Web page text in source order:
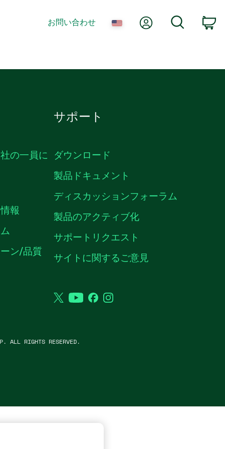
お問い合わせ Myアカウント
の一員に
報
ン/品質
サポート
ダウンロード
製品ドキュメント
ディスカッションフォーラム
製品のアクティブ化
サポートリクエスト
サイトに関するご意見
TwitterYouTubeFacebookInstagram
ALL RIGHTS RESERVED.